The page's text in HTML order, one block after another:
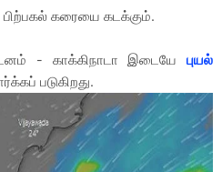
பிற்பகல் கரையை கடக்கும்.
- காக்கிநாடா இடையே புயல்
படுகிறது.